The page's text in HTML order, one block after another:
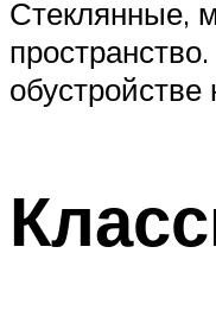
Стеклянные,